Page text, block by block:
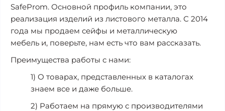
SafeProm. Основной профиль компании, это
реализация изделий из листового металла. С 2014
года мы продаем сейфы и металлическую
мебель и, поверьте, нам есть что вам рассказать.
Преимущества работы с нами:
1) О товарах, представленных в каталогах
знаем все и даже больше.
2) Работаем на прямую с производителями